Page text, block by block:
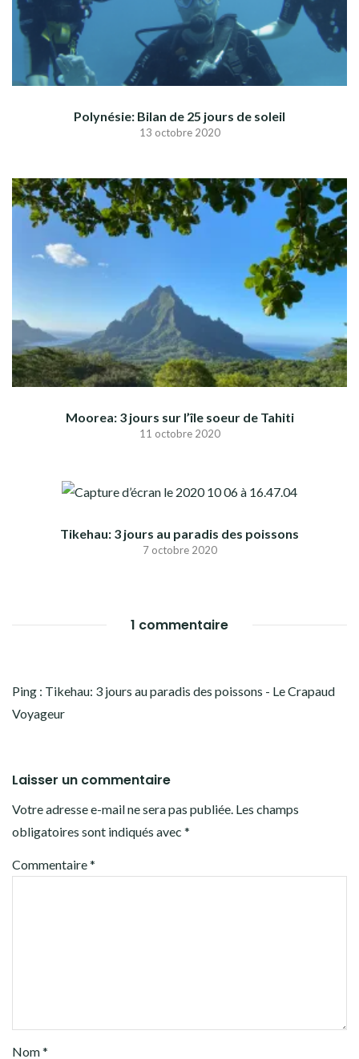
Polynésie: Bilan de 25 jours de soleil
13 octobre 2020
Moorea: 3 jours sur l’île soeur de Tahiti
11 octobre 2020
Tikehau: 3 jours au paradis des poissons
7 octobre 2020
1 commentaire
Ping : Tikehau: 3 jours au paradis des poissons - Le Crapaud
Voyageur
Laisser un commentaire
Votre adresse e-mail ne sera pas publiée. Les champs
obligatoires sont indiqués avec *
Commentaire*
Nom*